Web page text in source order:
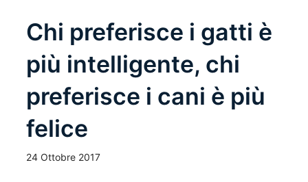
Chi preferisce i gatti è
più intelligente, chi
preferisce i cani è più
felice
24 Ottobre 2017